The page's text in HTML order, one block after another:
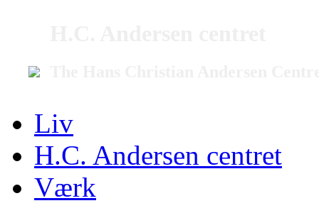
Liv
H.C. Andersen centret
Værk